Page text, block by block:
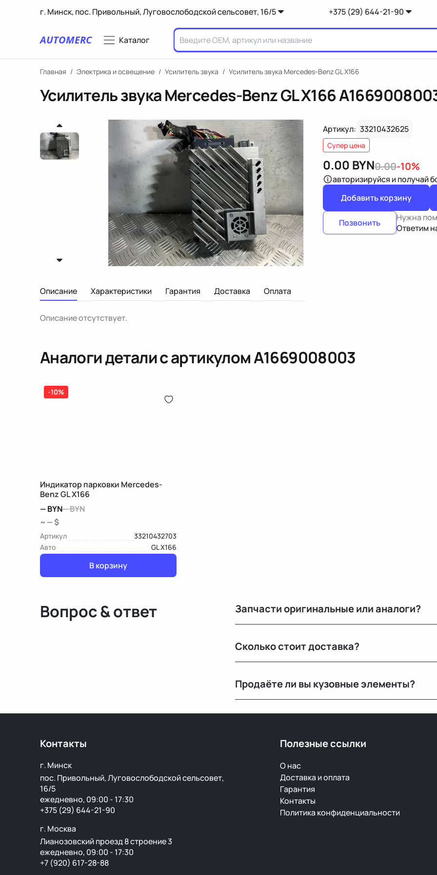
г. Минск, пос. Привольный, Луговослободской сельсовет, 16/5 +375 (29) 644-21-90
AUTOMERC Каталог
Главная / Электрика и освещение / Усилитель звука / Усилитель звука Mercedes-Benz GL X166
Усилитель звука Mercedes-Benz GL X166
Артикул: 33210432625
Супер цена
0.00 BYN0.00-10%
авторизируйся и получай
Добавить корзину
Позвонить
Нужна
Ответим
Описание Характеристики Гарантия Доставка Оплата
Описание отсутствует.
Аналоги детали с артикуломA1669008003
-10%
Индикатор парковки Mercedes-
Benz GL X166
—BYN—BYN
~ — $
Артикул
33210432703
Авто
GL X166
В корзину
Вопрос & ответ Запчасти оригинальные или аналоги?
автомобилей с минимальным пробегом.
Сколько стоит доставка?
при оформлении.
Продаёте ли вы кузовные элементы?
Контакты
г. Минск
пос. Привольный, Луговослободской сельсовет,
16/5
ежедневно, 09:00 - 17:30
+375 (29) 644-21-90
г. Москва
Лианозовский проезд 8 строение 3
ежедневно, 09:00 - 17:30
+7 (920) 617-28-88
Полезные ссылки
О нас
Доставка и оплата
Гарантия
Контакты
Политика конфиденциальности